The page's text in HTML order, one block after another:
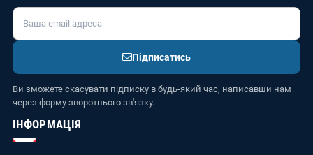
Підписатись
Ви зможете скасувати підписку в будь-який час, написавши нам
через форму зворотнього зв'язку.
ІНФОРМАЦІЯ